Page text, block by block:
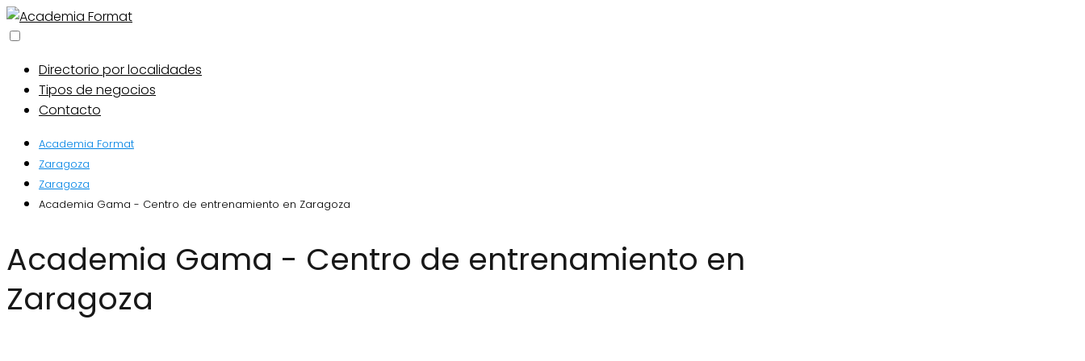
Directorio por localidades
Tipos de negocios
Contacto
Academia Format
Zaragoza
Zaragoza
Academia Gama - Centro de entrenamiento en Zaragoza
Academia Gama - Centro de entrenamiento en
Zaragoza